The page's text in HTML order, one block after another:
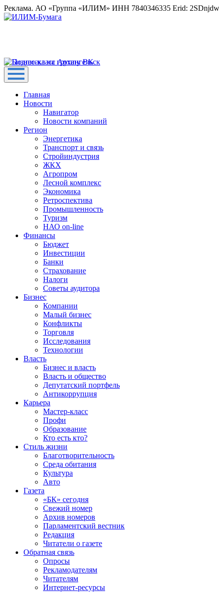
Реклама. АО «Группа «ИЛИМ» ИНН 7840346335 Erid:
Главная
Новости
Навигатор
Новости компаний
Регион
Энергетика
Транспорт и связь
Стройиндустрия
ЖКХ
Агропром
Лесной комплекс
Экономика
Ретроспектива
Промышленность
Туризм
НАО on-line
Финансы
Бюджет
Инвестиции
Банки
Страхование
Налоги
Советы аудитора
Бизнес
Компании
Малый бизнес
Конфликты
Торговля
Исследования
Технологии
Власть
Бизнес и власть
Власть и общество
Депутатский портфель
Антикоррупция
Карьера
Мастер-класс
Профи
Образование
Кто есть кто?
Стиль жизни
Благотворительность
Среда обитания
Культура
Авто
Газета
«БК» сегодня
Свежий номер
Архив номеров
Парламентский вестник
Редакция
Читатели о газете
Обратная связь
Опросы
Рекламодателям
Читателям
Интернет-ресурсы